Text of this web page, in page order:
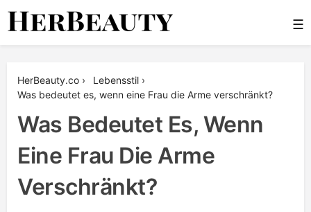
Skip
☰
HerBeauty.co › Lebensstil ›
Was bedeutet es, wenn eine Frau die Arme verschränkt?
Was Bedeutet Es, Wenn
Eine Frau Die Arme
Verschränkt?